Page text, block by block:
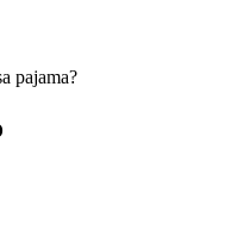
pajama?